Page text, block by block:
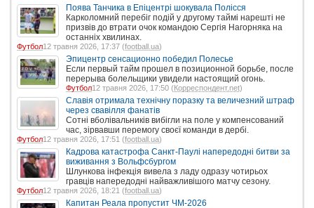
Поява Танчика в Епіцентрі шокувала Полісся
Карколомний перебіг подій у другому таймі нарешті не
призвів до втрати очок командою Сергія Нагорняка на
останніх хвилинах.
Футбол12 травня 2026, 17:37 (football.ua)
Эпицентр сенсационно победил Полесье
Если первый тайм прошел в позиционной борьбе, после
перерыва болельщики увидели настоящий огонь.
Футбол12 травня 2026, 17:50 (Корреспондент.net)
Славія отримала технічну поразку та величезний штраф
через свавілля фанатів
Сотні вболівальників вибігли на поле у компенсований
час, зірвавши перемогу своєї команди в дербі.
Футбол12 травня 2026, 17:51 (football.ua)
Кадрова катастрофа Санкт-Паулі напередодні битви за
виживання з Вольфсбургом
Шлункова інфекція вивела з ладу одразу чотирьох
гравців напередодні найважливішого матчу сезону.
Футбол12 травня 2026, 18:21 (football.ua)
Капитан Реала пропустит ЧМ-2026